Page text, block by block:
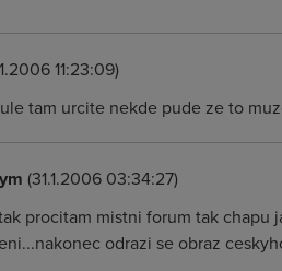
11:23:09)
tam urcite nekde pude ze to
(31.1.2006 03:34:27)
procitam mistni forum tak chapu
odrazi se obraz